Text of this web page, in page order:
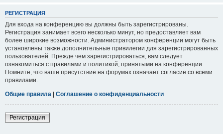
РЕГИСТРАЦИЯ
Для входа на конференцию вы должны быть зарегистрированы.
Регистрация занимает всего несколько минут, но предоставляет вам
более широкие возможности. Администратором конференции могут быть
установлены также дополнительные привилегии для зарегистрированных
пользователей. Прежде чем зарегистрироваться, вам следует
ознакомиться с правилами и политикой, принятыми на конференции.
Помните, что ваше присутствие на форумах означает согласие со всеми
правилами.
Общие правила
Соглашение о конфиденциальности
Регистрация